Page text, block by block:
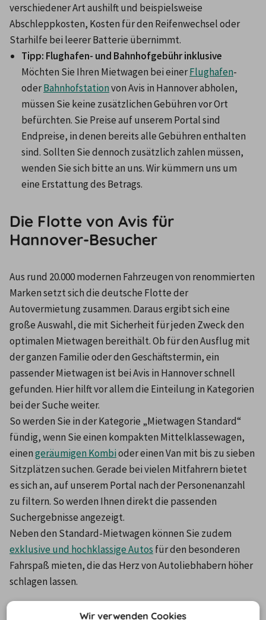
verschiedener Art aushilft und beispielsweise
Abschleppkosten, Kosten für den Reifenwechsel oder
Starhilfe bei leerer Batterie übernimmt.
Tipp: Flughafen- und Bahnhofgebühr inklusive
Möchten Sie Ihren Mietwagen bei einer Flughafen-
oder Bahnhofstation von Avis in Hannover abholen,
müssen Sie keine zusätzlichen Gebühren vor Ort
befürchten. Sie Preise auf unserem Portal sind
Endpreise, in denen bereits alle Gebühren enthalten
sind. Sollten Sie dennoch zusätzlich zahlen müssen,
wenden Sie sich bitte an uns. Wir kümmern uns um
eine Erstattung des Betrags.
Die Flotte von Avis für
Hannover-Besucher
Aus rund 20.000 modernen Fahrzeugen von renommierten
Marken setzt sich die deutsche Flotte der
Autovermietung zusammen. Daraus ergibt sich eine
große Auswahl, die mit Sicherheit für jeden Zweck den
optimalen Mietwagen bereithält. Ob für den Ausflug mit
der ganzen Familie oder den Geschäftstermin, ein
passender Mietwagen ist bei Avis in Hannover schnell
gefunden. Hier hilft vor allem die Einteilung in Kategorien
bei der Suche weiter.
So werden Sie in der Kategorie „Mietwagen Standard“
fündig, wenn Sie einen kompakten Mittelklassewagen,
einen geräumigen Kombi oder einen Van mit bis zu sieben
Sitzplätzen suchen. Gerade bei vielen Mitfahrern bietet
es sich an, auf unserem Portal nach der Personenanzahl
zu filtern. So werden Ihnen direkt die passenden
Suchergebnisse angezeigt.
Neben den Standard-Mietwagen können Sie zudem
exklusive und hochklassige Autos für den besonderen
Fahrspaß mieten, die das Herz von Autoliebhabern höher
schlagen lassen.
Wir verwenden Cookies